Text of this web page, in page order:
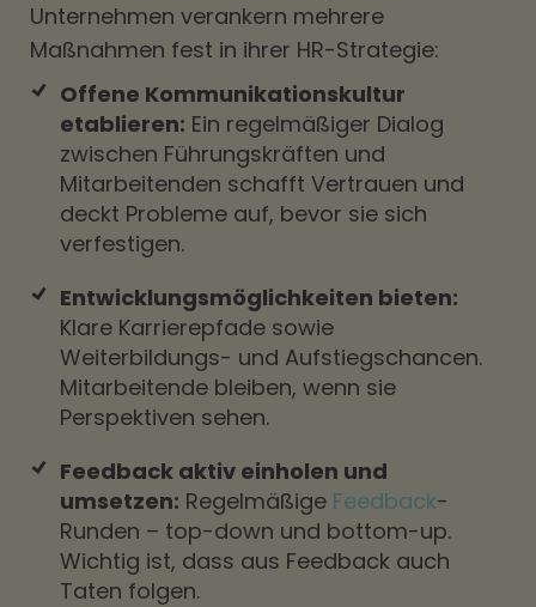
Unternehmen verankern mehrere
Maßnahmen fest in ihrer HR-Strategie:
Offene Kommunikationskultur
etablieren: Ein regelmäßiger Dialog
zwischen Führungskräften und
Mitarbeitenden schafft Vertrauen und
deckt Probleme auf, bevor sie sich
verfestigen.
Entwicklungsmöglichkeiten bieten:
Klare Karrierepfade sowie
Weiterbildungs- und Aufstiegschancen.
Mitarbeitende bleiben, wenn sie
Perspektiven sehen.
Feedback aktiv einholen und
umsetzen: Regelmäßige Feedback-
Runden – top-down und bottom-up.
Wichtig ist, dass aus Feedback auch
Taten folgen.